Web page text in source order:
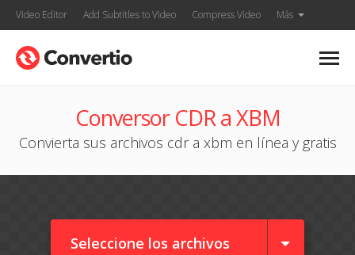
Video Editor Add Subtitles to Video Compress Video Más
Conversor CDR a XBM
Convierta sus archivos cdr a xbm en línea y gratis
Seleccione los archivos